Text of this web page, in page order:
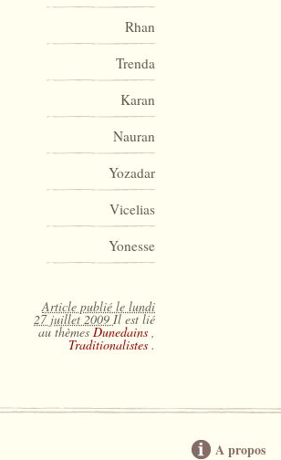
Rhan
Trenda
Karan
Nauran
Yozadar
Vicelias
Yonesse
Article publié le lundi
27 juillet 2009Il est lié
au thèmesDunedains ,
Traditionalistes .
A propos